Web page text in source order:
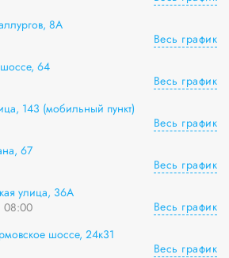
8А
Весь график
64
Весь график
143 (мобильный пункт)
Весь график
67
Весь график
улица, 36А
08:00
Весь график
шоссе, 24к31
Весь график